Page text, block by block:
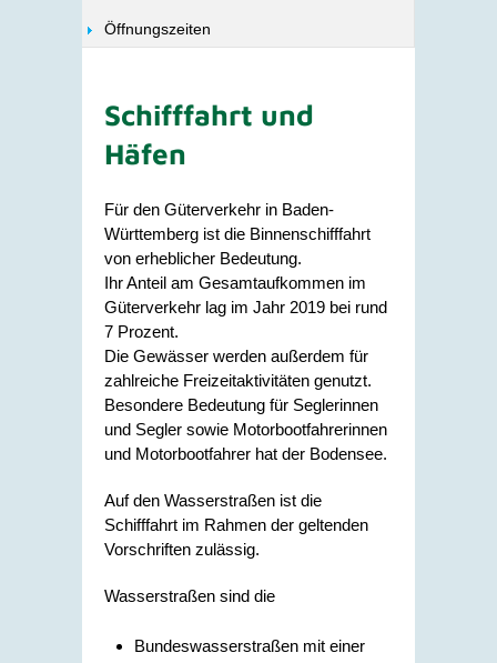
Öffnungszeiten
Schifffahrt und
Häfen
Für den Güterverkehr in Baden-
Württemberg ist die Binnenschifffahrt
von erheblicher Bedeutung.
Ihr Anteil am Gesamtaufkommen im
Güterverkehr lag im Jahr 2019 bei rund
7 Prozent.
Die Gewässer werden außerdem für
zahlreiche Freizeitaktivitäten genutzt.
Besondere Bedeutung für Seglerinnen
und Segler sowie Motorbootfahrerinnen
und Motorbootfahrer hat der Bodensee.
Auf den Wasserstraßen ist die
Schifffahrt im Rahmen der geltenden
Vorschriften zulässig.
Wasserstraßen sind die
Bundeswasserstraßen mit einer